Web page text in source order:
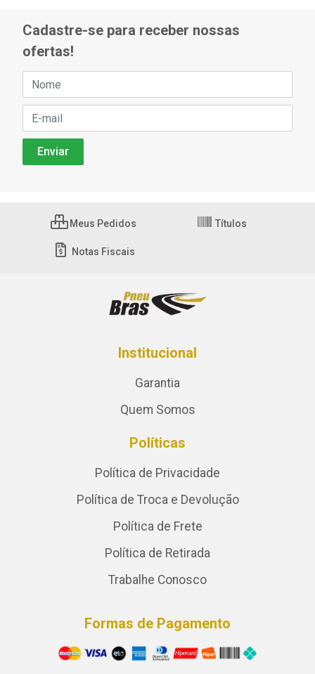
Cadastre-se para receber nossas
ofertas!
Meus Pedidos Títulos
Notas Fiscais
Institucional
Garantia
Quem Somos
Políticas
Política de Privacidade
Política de Troca e Devolução
Política de Frete
Política de Retirada
Trabalhe Conosco
Formas de Pagamento